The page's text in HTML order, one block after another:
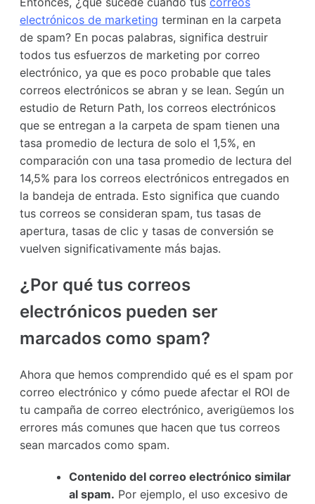
electrónicos de marketing terminan en la carpeta
de spam? En pocas palabras, significa destruir
todos tus esfuerzos de marketing por correo
electrónico, ya que es poco probable que tales
correos electrónicos se abran y se lean. Según un
estudio de Return Path, los correos electrónicos
que se entregan a la carpeta de spam tienen una
tasa promedio de lectura de solo el 1,5%, en
comparación con una tasa promedio de lectura del
14,5% para los correos electrónicos entregados en
la bandeja de entrada. Esto significa que cuando
tus correos se consideran spam, tus tasas de
apertura, tasas de clic y tasas de conversión se
vuelven significativamente más bajas.
¿Por qué tus correos
electrónicos pueden ser
marcados como spam?
Ahora que hemos comprendido qué es el spam por
correo electrónico y cómo puede afectar el ROI de
tu campaña de correo electrónico, averigüemos los
errores más comunes que hacen que tus correos
sean marcados como spam.
Contenido del correo electrónico similar
al spam. Por ejemplo, el uso excesivo de